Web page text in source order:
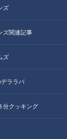
ズ
ズ関連記事
ズ
ララバ
分クッキング
』
事